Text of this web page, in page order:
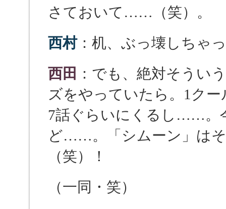
さておいて……（笑）。
西村：机、ぶっ壊しちゃ
西田 ：でも、絶対そうい
ズをやっていたら。1ク
7話ぐらいにくるし……。
ど……。「シムーン」は
（笑）！
（一同・笑）